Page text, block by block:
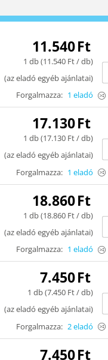
11.540Ft
1 db (11.540 Ft/ db)
(az eladó egyéb ajánlatai)
Forgalmazza: 1 eladó
17.130Ft
1 db (17.130 Ft/ db)
(az eladó egyéb ajánlatai)
Forgalmazza: 1 eladó
18.860Ft
1 db (18.860 Ft/ db)
(az eladó egyéb ajánlatai)
Forgalmazza: 1 eladó
7.450Ft
1 db (7.450 Ft/ db)
(az eladó egyéb ajánlatai)
Forgalmazza: 2 eladó
7.450Ft